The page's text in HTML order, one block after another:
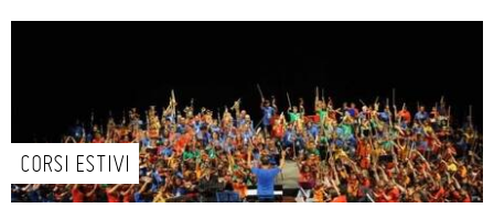
CORSI ESTIVI